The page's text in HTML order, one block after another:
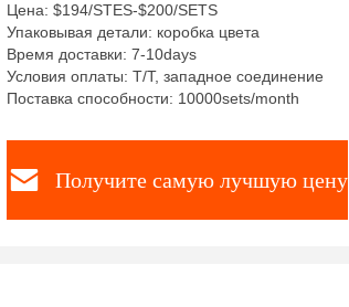
Цена: $194/STES-$200/SETS
Упаковывая детали: коробка цвета
Время доставки: 7-10days
Условия оплаты: T/T, западное соединение
Поставка способности: 10000sets/month
Получите самую лучшую цену